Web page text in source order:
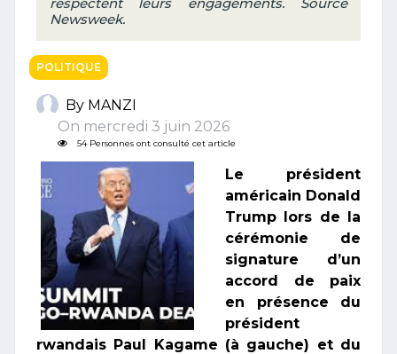
Newsweek.
POLITIQUE
By MANZI
On mercredi 3 juin 2026
54 Personnes ont consulté cet article
Le président
américain Donald
Trump lors de la
cérémonie de
signature d’un
accord de paix
en présence du
président
rwandais Paul Kagame (à gauche) et du